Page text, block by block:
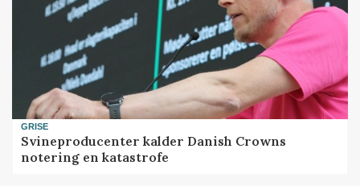
GRISE
Svineproducenter kalder Danish Crowns
notering en katastrofe